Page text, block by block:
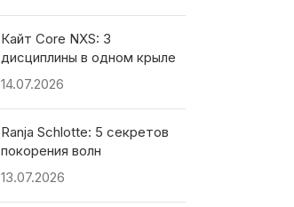
Кайт Core NXS: 3
дисциплины в одном крыле
14.07.2026
Ranja Schlotte: 5 секретов
покорения волн
13.07.2026